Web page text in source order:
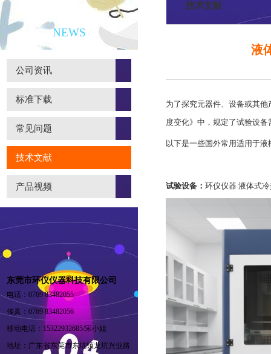
新闻资讯
NEWS
公司资讯
标准下载
常见问题
技术文献
产品视频
东莞市环仪仪器科技有限公司
电话：0769 83482055
传真：0769 83482056
移动电话：15322932685/宋小姐
地址：广东省东莞市东坑镇龙坑兴业路
技术文献
液
为了探究元器件、设备或其
度变化》中，规定了试验设
以下是一些国外常用适用于
试验设备：环仪仪器 液体式